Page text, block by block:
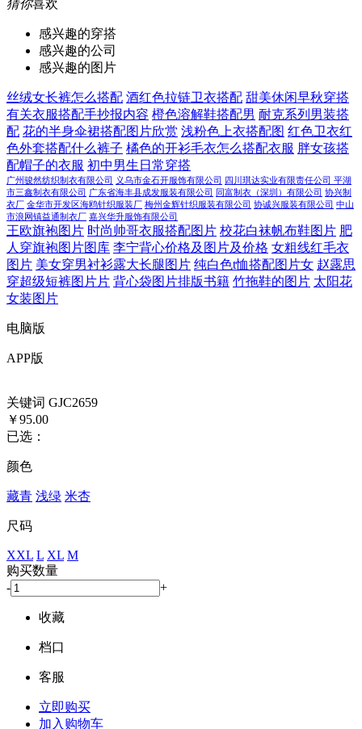
猜你喜欢
感兴趣的穿搭
感兴趣的公司
感兴趣的图片
丝绒女长裤怎么搭配 酒红色拉链卫衣搭配 甜美休闲早秋穿搭
有关衣服搭配手抄报内容 橙色溶解鞋搭配男 耐克系列男装搭
配 花的半身伞裙搭配图片欣赏 浅粉色上衣搭配图 红色卫衣红
色外套搭配什么裤子 橘色的开衫毛衣怎么搭配衣服 胖女孩搭
配帽子的衣服 初中男生日常穿搭
广州骏然纺织制衣有限公司 义乌市金石开服饰有限公司 四川琪达实业有限责任公司 平湖
市三鑫制衣有限公司 广东省海丰县成发服装有限公司 同富制衣（深圳）有限公司 协兴制
衣厂 金华市开发区海鸥针织服装厂 梅州金辉针织服装有限公司 协诚兴服装有限公司 中山
市浪网镇益通制衣厂 嘉兴华升服饰有限公司
王欧旗袍图片 时尚帅哥衣服搭配图片 校花白袜帆布鞋图片 肥
人穿旗袍图片图库 李宁背心价格及图片及价格 女粗线红毛衣
图片 美女穿男衬衫露大长腿图片 纯白色t恤搭配图片女 赵露思
穿超级短裤图片片 背心袋图片排版书籍 竹拖鞋的图片 太阳花
女装图片
电脑版
APP版
关键词 GJC2659
￥95.00
已选：
颜色
藏青 浅绿 米杏
尺码
XXL L XL M
购买数量
-
+
收藏
档口
客服
立即购买
加入购物车